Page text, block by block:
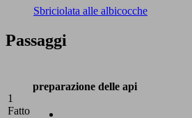
Sbriciolata alle albicocche
Passaggi
1
Fatto
preparazione delle api